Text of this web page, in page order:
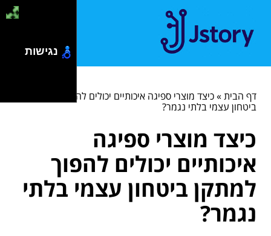
דף הבית»כיצד מוצרי ספיגה איכותיים יכולים להפוך למתקן
ביטחון עצמי בלתי נגמר?
כיצד מוצרי ספיגה
איכותיים יכולים להפוך
למתקן ביטחון עצמי בלתי
נגמר?
נגישות